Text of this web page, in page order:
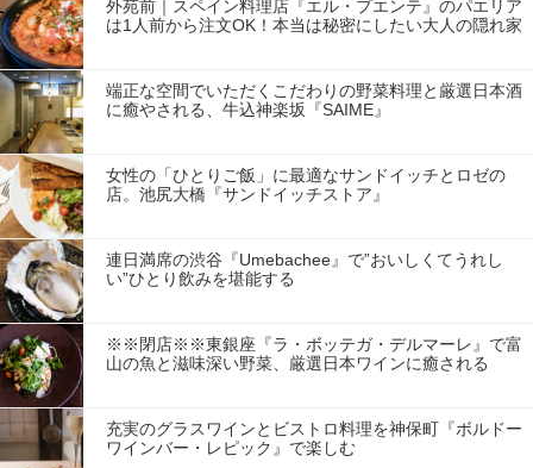
外苑前｜スペイン料理店『エル・プエンテ』のパエリア
は1人前から注文OK！本当は秘密にしたい大人の隠れ家
端正な空間でいただくこだわりの野菜料理と厳選日本酒
に癒やされる、牛込神楽坂『SAIME』
女性の「ひとりご飯」に最適なサンドイッチとロゼの
店。池尻大橋『サンドイッチストア』
連日満席の渋谷『Umebachee』で”おいしくてうれし
い”ひとり飲みを堪能する
※※閉店※※東銀座『ラ・ボッテガ・デルマーレ』で富
山の魚と滋味深い野菜、厳選日本ワインに癒される
充実のグラスワインとビストロ料理を神保町『ボルドー
ワインバー・レピック』で楽しむ